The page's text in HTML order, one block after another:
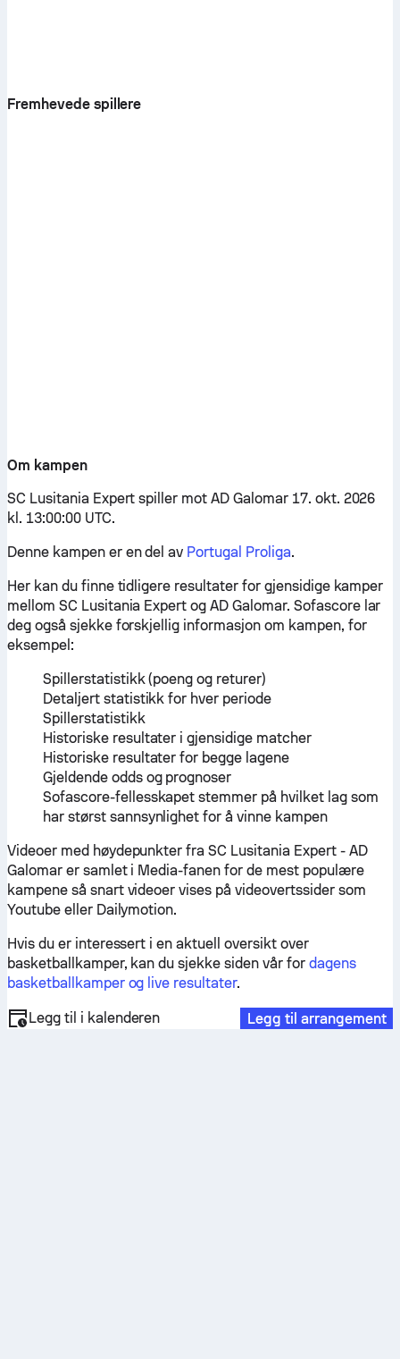
Fremhevede spillere
Om kampen
SC Lusitania Expert spiller mot AD Galomar 17. okt. 2026
kl. 13:00:00 UTC.
Denne kampen er en del av Portugal Proliga.
Her kan du finne tidligere resultater for gjensidige kamper
mellom SC Lusitania Expert og AD Galomar. Sofascore lar
deg også sjekke forskjellig informasjon om kampen, for
eksempel:
Spillerstatistikk (poeng og returer)
Detaljert statistikk for hver periode
Spillerstatistikk
Historiske resultater i gjensidige matcher
Historiske resultater for begge lagene
Gjeldende odds og prognoser
Sofascore-fellesskapet stemmer på hvilket lag som
har størst sannsynlighet for å vinne kampen
Videoer med høydepunkter fra SC Lusitania Expert - AD
Galomar er samlet i Media-fanen for de mest populære
kampene så snart videoer vises på videovertssider som
Youtube eller Dailymotion.
Hvis du er interessert i en aktuell oversikt over
basketballkamper, kan du sjekke siden vår for dagens
basketballkamper og live resultater.
Legg til i kalenderen Legg til arrangement